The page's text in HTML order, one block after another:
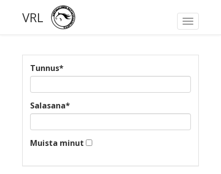
Toggle
VRL
Tunnus*
Salasana*
Muista minut